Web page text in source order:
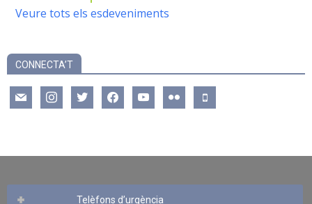
Veure tots els esdeveniments
CONNECTA’T
mail instagramtwitter facebookyoutube flickr mobile
Telèfons d’urgència